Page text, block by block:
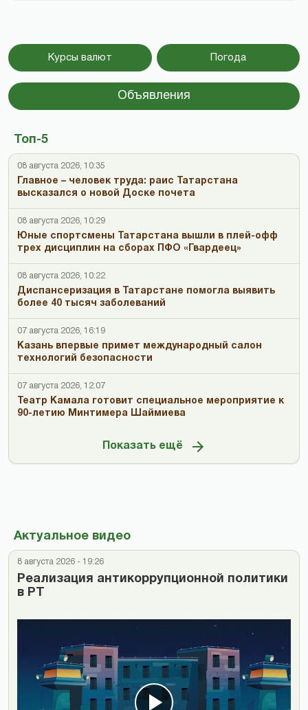
Курсы валют Погода
Объявления
Топ-5
08 августа 2026, 10:35
Главное – человек труда: раис Татарстана
высказался о новой Доске почета
08 августа 2026, 10:29
Юные спортсмены Татарстана вышли в плей-офф
трех дисциплин на сборах ПФО «Гвардеец»
08 августа 2026, 10:22
Диспансеризация в Татарстане помогла выявить
более 40 тысяч заболеваний
07 августа 2026, 16:19
Казань впервые примет международный салон
технологий безопасности
07 августа 2026, 12:07
Театр Камала готовит специальное мероприятие к
90-летию Минтимера Шаймиева
Показать ещё
Актуальное видео
8 августа 2026 - 19:26
Реализация антикоррупционной политики
в РТ